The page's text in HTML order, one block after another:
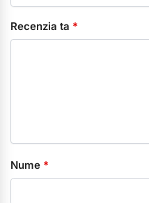
Recenzia ta *
Nume *